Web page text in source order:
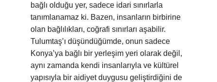
bağlı olduğu yer, sadece idari sınırlarla
tanımlanamaz ki. Bazen, insanların birbirine
olan bağlılıkları, coğrafi sınırları aşabilir.
Tulumtaş’ı düşündüğümde, onun sadece
Konya’ya bağlı bir yerleşim yeri olarak değil,
aynı zamanda kendi insanlarıyla ve kültürel
yapısıyla bir aidiyet duygusu geliştirdiğini de